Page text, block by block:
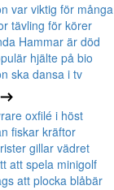
var viktig för många
tävling för körer
Hammar är död
hjälte på bio
ska dansa i tv
oxfilé i höst
fiskar kräftor
gillar vädret
att spela minigolf
att plocka blåbär